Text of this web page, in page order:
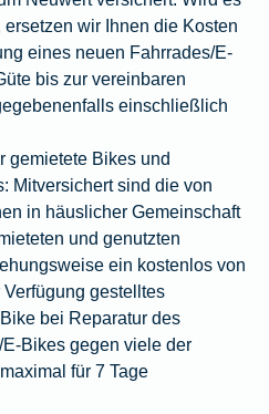
wir Ihnen die Kosten
eines neuen Fahrrades/E-
bis zur vereinbaren
einschließlich
gemietete Bikes und
Mitversichert sind die von
in häuslicher Gemeinschaft
und genutzten
ein kostenlos von
gestelltes
bei Reparatur des
Bikes gegen viele der
für 7 Tage